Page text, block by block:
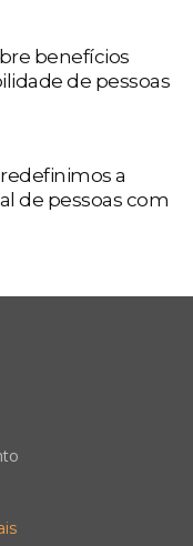
benefícios
de pessoas
a
de pessoas com